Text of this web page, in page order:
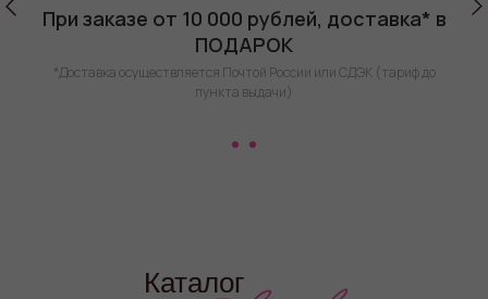
При заказе от 10 000 рублей, доставка* в
ПОДАРОК
*Доставка осуществляется Почтой России или СДЭК (тариф до
пункта выдачи)
Каталог